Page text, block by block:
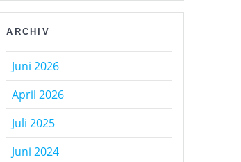
ARCHIV
Juni 2026
April 2026
Juli 2025
Juni 2024